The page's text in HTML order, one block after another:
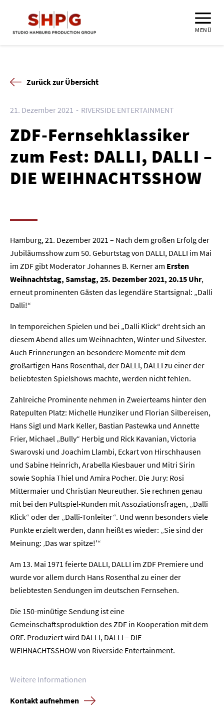
MENÜ
Zurück zur Übersicht
21. Dezember 2021 RIVERSIDE ENTERTAINMENT
ZDF-Fernsehklassiker
zum Fest: DALLI, DALLI –
DIE WEIHNACHTSSHOW
Hamburg, 21. Dezember 2021 – Nach dem großen Erfolg der
Jubiläumsshow zum 50. Geburtstag von DALLI, DALLI im Mai
im ZDF gibt Moderator Johannes B. Kerner am Ersten
Weihnachtstag, Samstag, 25. Dezember 2021, 20.15 Uhr,
erneut prominenten Gästen das legendäre Startsignal: „Dalli
Dalli!“
In temporeichen Spielen und bei „Dalli Klick“ dreht sich an
diesem Abend alles um Weihnachten, Winter und Silvester.
Auch Erinnerungen an besondere Momente mit dem
großartigen Hans Rosenthal, der DALLI, DALLI zu einer der
beliebtesten Spielshows machte, werden nicht fehlen.
Zahlreiche Prominente nehmen in Zweierteams hinter den
Ratepulten Platz: Michelle Hunziker und Florian Silbereisen,
Hans Sigl und Mark Keller, Bastian Pastewka und Annette
Frier, Michael „Bully“ Herbig und Rick Kavanian, Victoria
Swarovski und Joachim Llambi, Eckart von Hirschhausen
und Sabine Heinrich, Arabella Kiesbauer und Mitri Sirin
sowie Sophia Thiel und Amira Pocher. Die Jury: Rosi
Mittermaier und Christian Neureuther. Sie rechnen genau
mit bei den Pultspiel-Runden mit Assoziationsfragen, „Dalli
Klick“ oder der „Dalli-Tonleiter“. Und wenn besonders viele
Punkte erzielt werden, dann heißt es wieder: „Sie sind der
Meinung: ‚Das war spitze!'“
Am 13. Mai 1971 feierte DALLI, DALLI im ZDF Premiere und
wurde vor allem durch Hans Rosenthal zu einer der
beliebtesten Sendungen im deutschen Fernsehen.
Die 150-minütige Sendung ist eine
Gemeinschaftsproduktion des ZDF in Kooperation mit dem
ORF. Produziert wird DALLI, DALLI – DIE
WEIHNACHTSSHOW von Riverside Entertainment.
Weitere Informationen
Kontakt aufnehmen
Home
Unternehmen
Presse
Karriere